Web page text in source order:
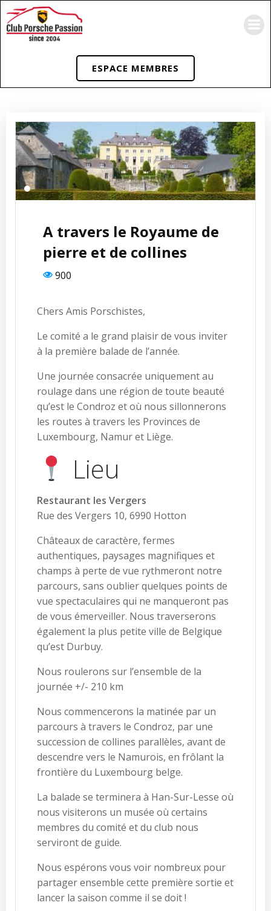
ESPACE MEMBRES
A travers le Royaume de
pierre et de collines
900
Chers Amis Porschistes,
Le comité a le grand plaisir de vous inviter
à la première balade de l’année.
Une journée consacrée uniquement au
roulage dans une région de toute beauté
qu’est le Condroz et où nous sillonnerons
les routes à travers les Provinces de
Luxembourg, Namur et Liège.
Lieu
Restaurant les Vergers
Rue des Vergers 10, 6990 Hotton
Châteaux de caractère, fermes
authentiques, paysages magnifiques et
champs à perte de vue rythmeront notre
parcours, sans oublier quelques points de
vue spectaculaires qui ne manqueront pas
de vous émerveiller. Nous traverserons
également la plus petite ville de Belgique
qu’est Durbuy.
Nous roulerons sur l’ensemble de la
journée +/- 210 km
Nous commencerons la matinée par un
parcours à travers le Condroz, par une
succession de collines parallèles, avant de
descendre vers le Namurois, en frôlant la
frontière du Luxembourg belge.
La balade se terminera à Han-Sur-Lesse où
nous visiterons un musée où certains
membres du comité et du club nous
serviront de guide.
Nous espérons vous voir nombreux pour
partager ensemble cette première sortie et
lancer la saison comme il se doit !